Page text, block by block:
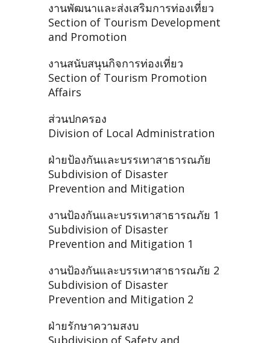
งานพัฒนาและส่งเสริมการท่องเที่ยว
Section of Tourism Development
and Promotion
งานสนับสนุนกิจการท่องเที่ยว
Section of Tourism Promotion
Affairs
ส่วนปกครอง
Division of Local Administration
ฝ่ายป้องกันและบรรเทาสาธารณภัย
Subdivision of Disaster
Prevention and Mitigation
งานป้องกันและบรรเทาสาธารณภัย 1
Subdivision of Disaster
Prevention and Mitigation 1
งานป้องกันและบรรเทาสาธารณภัย 2
Subdivision of Disaster
Prevention and Mitigation 2
ฝ่ายรักษาความสงบ